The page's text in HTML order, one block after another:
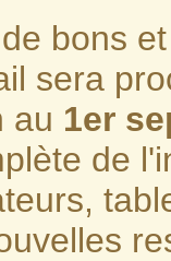
bons
sera
au 1er
de